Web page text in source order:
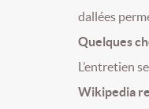
dallées
Quelques
L’entretien
Wikipedia